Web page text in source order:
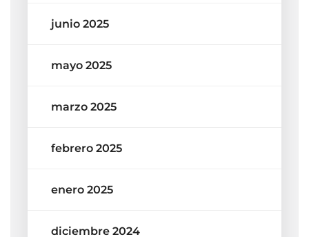
junio 2025
mayo 2025
marzo 2025
febrero 2025
enero 2025
diciembre 2024